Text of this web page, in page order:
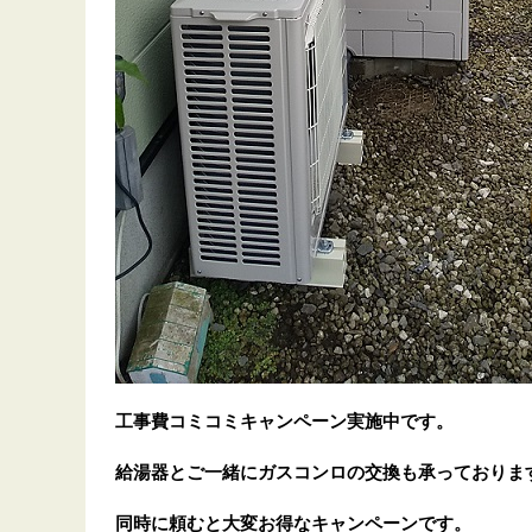
工事費コミコミキャンペーン実施中です。
給湯器とご一緒にガスコンロの交換も承っておりま
同時に頼むと大変お得なキャンペーンです。